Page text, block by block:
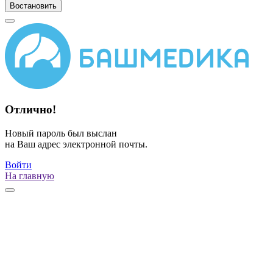
Востановить
Отлично!
Новый пароль был выслан
на Ваш адрес электронной почты.
Войти
На главную